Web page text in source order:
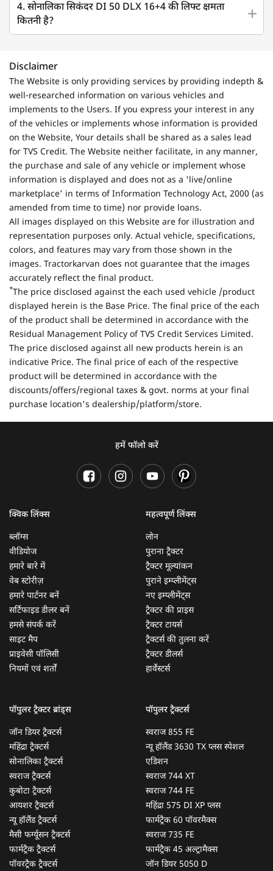
4. सोनालिका सिकंदर DI 50 DLX 16+4 की लिफ्ट क्षमता
कितनी है?
Disclaimer
The Website is only providing services by providing indepth &
well-researched information on various vehicles and
implements to the Users. If you express your interest in any
of the vehicles or implements whose information is provided
on the Website, Your details shall be shared as a sales lead
for TVS Credit. The Website neither facilitate, in any manner,
the purchase and sale of any vehicle or implement whose
information is displayed and does not as a 'live/online
marketplace' in terms of Information Technology Act, 2000 (as
amended from time to time) nor provide loans.
All images displayed on this Website are for illustration and
representation purposes only. Actual vehicle, specifications,
colors, and features may vary from those shown in the
images. Tractorkarvan does not guarantee that the images
accurately reflect the final product.
*The price disclosed against the each used vehicle /product
displayed herein is the Base Price. The final price of the each
of the product shall be determined in accordance with the
Residual Management Policy of TVS Credit Services Limited.
The price disclosed against all new products herein is an
indicative Price. The final price of each of the respective
product will be determined in accordance with the
discounts/offers/regional taxes & govt. norms at your final
purchase location's dealership/platform/store.
हमें फॉलो करें
क्विक लिंक्स
ब्लॉग्स
वीडियोज
हमारे बारे में
वेब स्टोरीज़
हमारे पार्टनर बनें
सर्टिफाइड डीलर बनें
हमसे संपर्क करें
साइट मैप
प्राइवेसी पॉलिसी
नियमों एवं शर्तों
महत्वपूर्ण लिंक्स
लोन
पुराना ट्रैक्टर
ट्रैक्टर मूल्यांकन
पुराने इम्प्लीमेंट्स
नए इम्प्लीमेंट्स
ट्रैक्टर की प्राइस
ट्रैक्टर टायर्स
ट्रैक्टर्स की तुलना करें
ट्रैक्टर डीलर्स
हार्वेस्टर्स
पॉपुलर ट्रैक्टर ब्रांड्स
जॉन डियर ट्रैक्टर्स
महिंद्रा ट्रैक्टर्स
सोनालिका ट्रैक्टर्स
स्वराज ट्रैक्टर्स
कुबोटा ट्रैक्टर्स
आयशर ट्रैक्टर्स
न्यू हॉलैंड ट्रैक्टर्स
मैसी फर्ग्यूसन ट्रैक्टर्स
फार्मट्रैक ट्रैक्टर्स
पॉवरट्रैक ट्रैक्टर्स
पॉपुलर ट्रैक्टर्स
स्वराज 855 FE
न्यू हॉलैंड 3630 TX प्लस स्पेशल
एडिशन
स्वराज 744 XT
स्वराज 744 FE
महिंद्रा 575 DI XP प्लस
फार्मट्रैक 60 पॉवरमैक्स
स्वराज 735 FE
फार्मट्रैक 45 अल्ट्रामैक्स
जॉन डियर 5050 D